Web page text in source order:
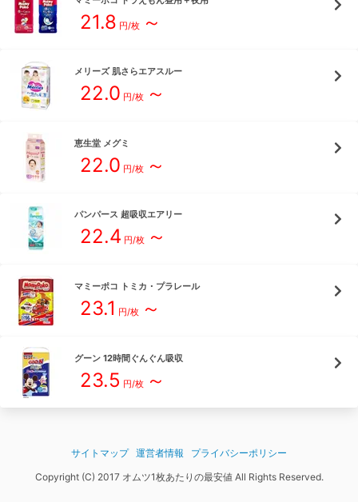
21.8 円/枚 ～
メリーズ 肌さらエアスルー
22.0 円/枚 ～
恵生堂 メグミ
22.0 円/枚 ～
パンパース 超吸収エアリー
22.4 円/枚 ～
マミーポコ トミカ・プラレール
23.1 円/枚 ～
グーン 12時間ぐんぐん吸収
23.5 円/枚 ～
サイトマップ 運営者情報
プライバシーポリシー
Copyright (C) 2017 オムツ1枚あたりの最安値 All Rights Reserved.